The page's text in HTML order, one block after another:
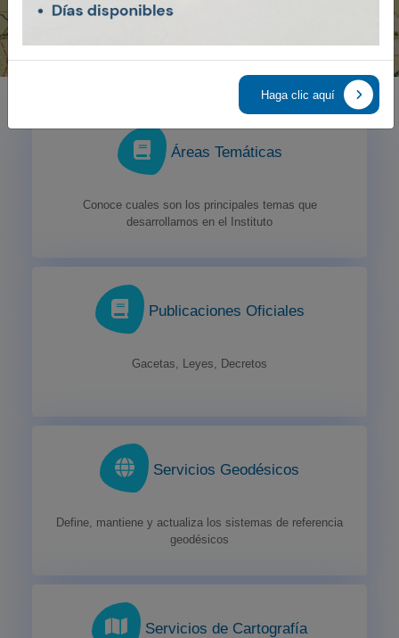
Haga clic aquí
Áreas Temáticas
Conoce cuales son los principales temas que
desarrollamos en el Instituto
Publicaciones Oficiales
Gacetas, Leyes, Decretos
Servicios Geodésicos
Define, mantiene y actualiza los sistemas de referencia
geodésicos
Servicios de Cartografía